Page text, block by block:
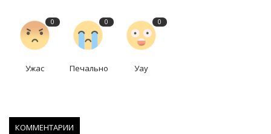
0
Ужас
0
Печально
0
Уау
КОММЕНТАРИИ